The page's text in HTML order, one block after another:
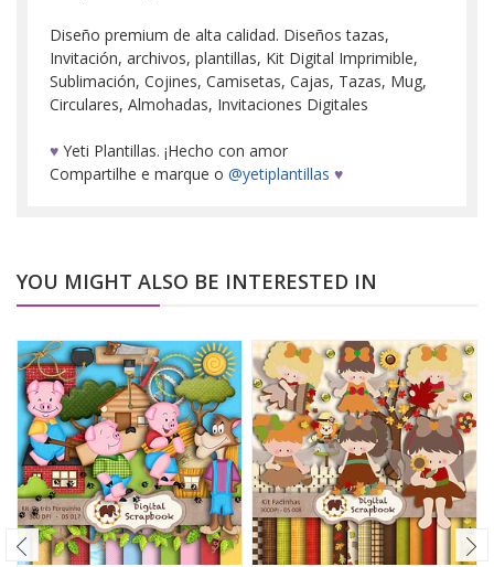
Diseño premium de alta calidad. Diseños tazas,
Invitación, archivos, plantillas, Kit Digital Imprimible,
Sublimación, Cojines, Camisetas, Cajas, Tazas, Mug,
Circulares, Almohadas, Invitaciones Digitales
♥ Yeti Plantillas. ¡Hecho con amor
Compartilhe e marque o @yetiplantillas ♥
YOU MIGHT ALSO BE INTERESTED IN